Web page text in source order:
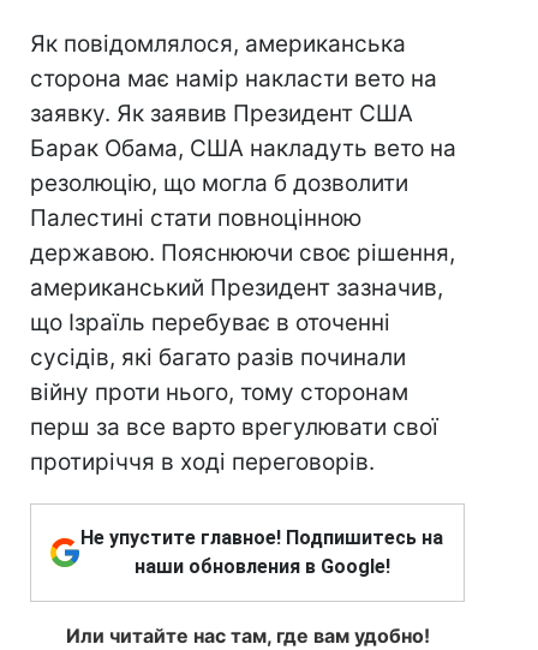
Як повідомлялося, американська
сторона має намір накласти вето на
заявку. Як заявив Президент США
Барак Обама, США накладуть вето на
резолюцію, що могла б дозволити
Палестині стати повноцінною
державою. Пояснюючи своє рішення,
американський Президент зазначив,
що Ізраїль перебуває в оточенні
сусідів, які багато разів починали
війну проти нього, тому сторонам
перш за все варто врегулювати свої
протиріччя в ході переговорів.
Не упустите главное! Подпишитесь на
наши обновления в Google!
Или читайте нас там, где вам удобно!